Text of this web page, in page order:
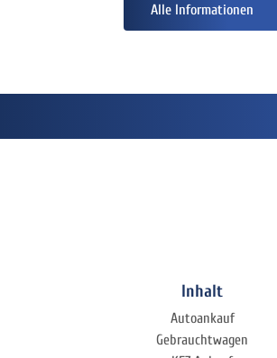
Alle Informationen
Inhalt
Autoankauf
Gebrauchtwagen